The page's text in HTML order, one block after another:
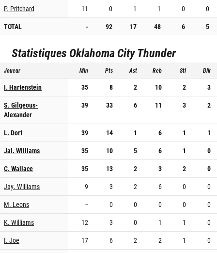
P. Pritchard
11 0 1 1 0
0
TOTAL
- 92 17 48 6 5
Statistiques Oklahoma City Thunder
Joueur Min Pts Ast Reb Stl Blk
I. Hartenstein 35 8 2 10 2
3
S. Gilgeous-
Alexander
39 33 6 11 3 2
L. Dort 39 14 1 6 1
1
Jal. Williams
35 10 5 6 1
0
C. Wallace
35 13 2 3 2
0
Jay. Williams
9 3 2 6 0
0
M. Leons
-- 0 0 0 0
0
K. Williams
12 3 0 1 1
0
I. Joe
17 6 2 2 1
0